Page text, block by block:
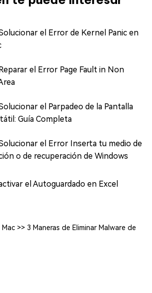
el Error de Kernel Panic en
el Error Page Fault in Non
el Parpadeo de la Pantalla
Guía Completa
el Error Inserta tu medio de
o de recuperación de Windows
el Autoguardado en Excel
>> 3 Maneras de Eliminar Malware de